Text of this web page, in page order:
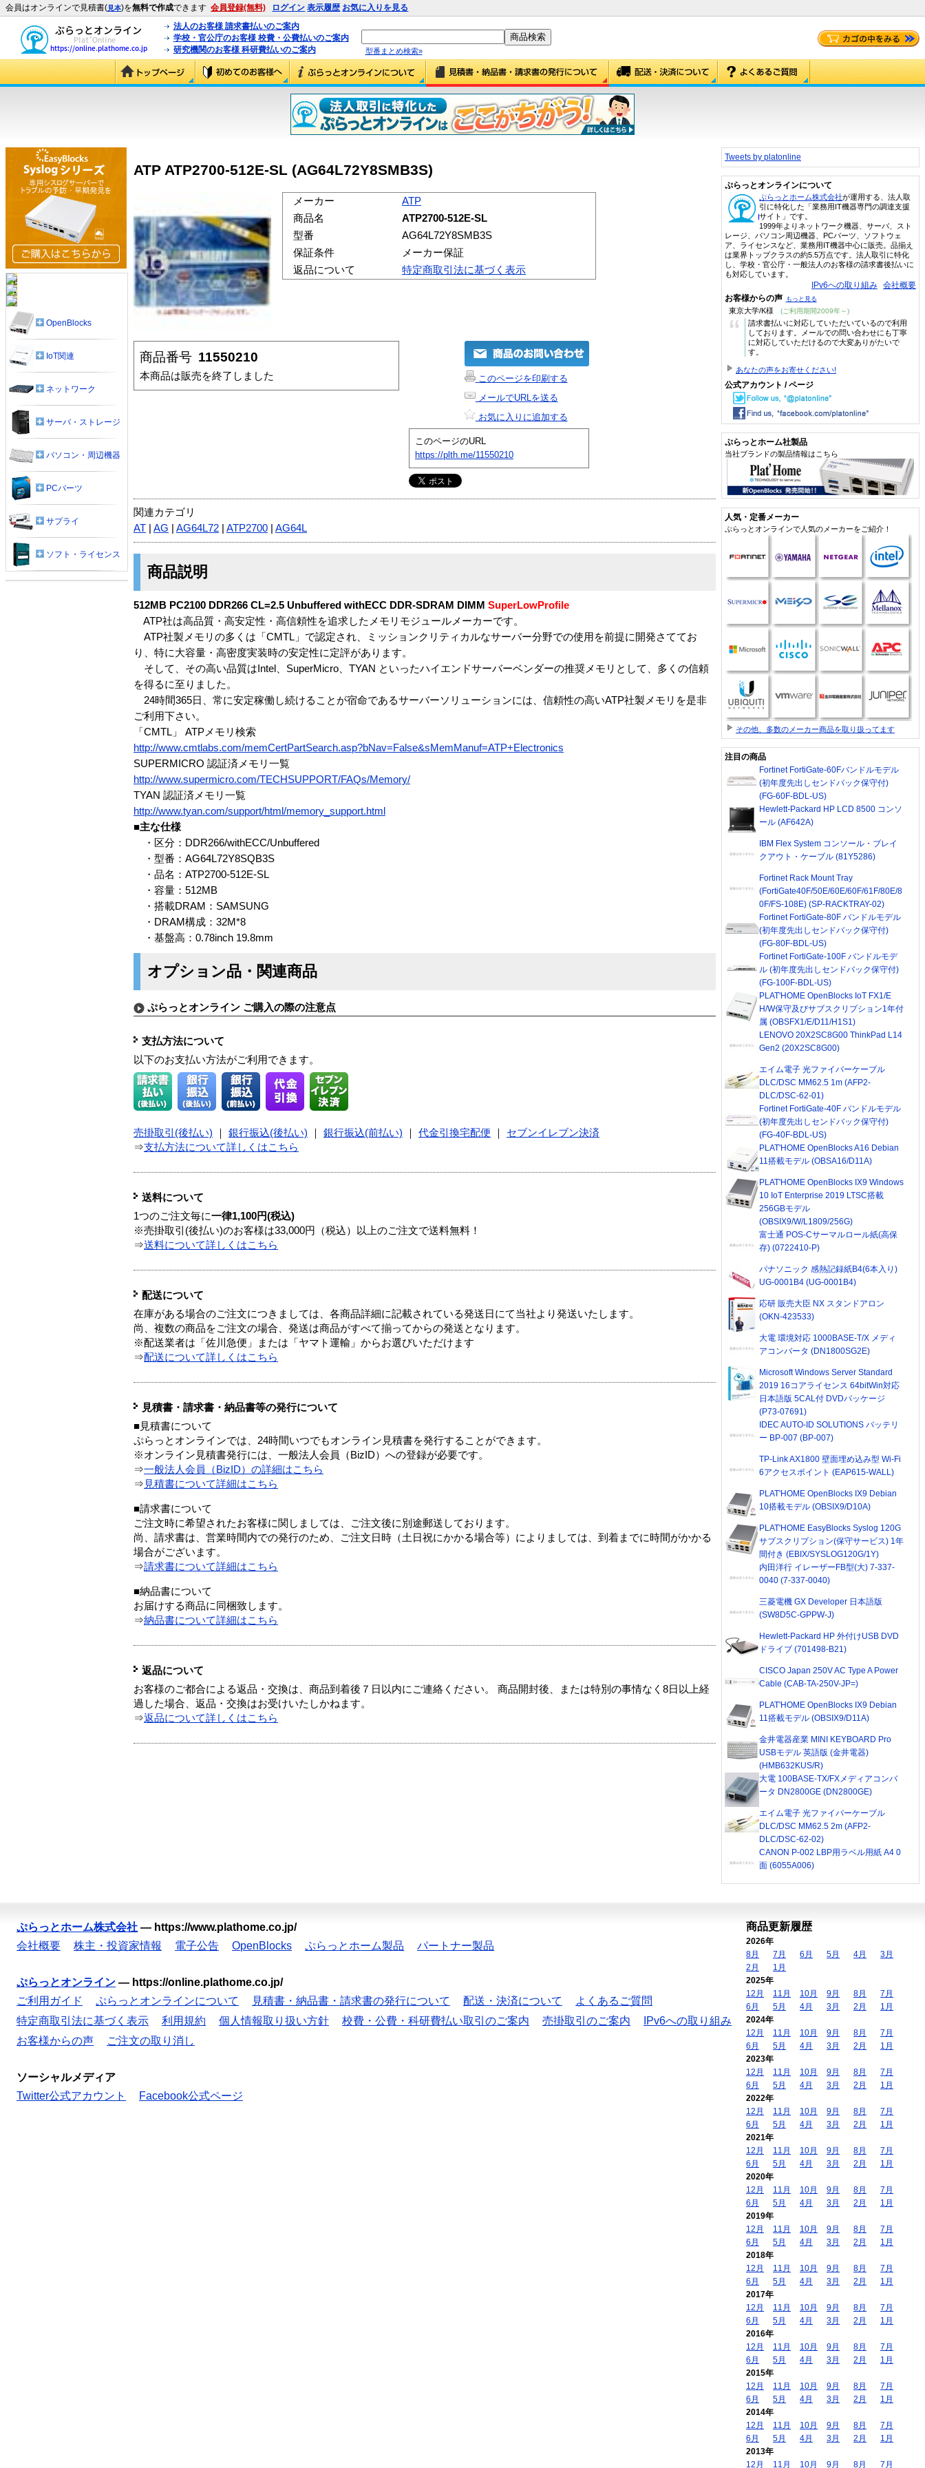
会員はオンラインで見積書(見本)を無料で作成できます 会員登録(無料) ログイン 表示履歴 お気に入りを見る
法人のお客様 請求書払いのご案内
学校・官公庁のお客様 校費・公費払いのご案内
研究機関のお客様 科研費払いのご案内
型番まとめ検索»
ATP ATP2700-512E-SL (AG64L72Y8SMB3S)
メーカー
ATP
商品名
ATP2700-512E-SL
型番
AG64L72Y8SMB3S
保証条件
メーカー保証
返品について
特定商取引法に基づく表示
商品番号 11550210
本商品は販売を終了しました
このページを印刷する
メールでURLを送る
お気に入りに追加する
このページのURL
https://plth.me/11550210
関連カテゴリ
AT
AG AG64L72 ATP2700 AG64L
商品説明
512MB PC2100 DDR266 CL=2.5 Unbuffered withECC DDR-SDRAM DIMM SuperLowProfile
ATP社は高品質・高安定性・高信頼性を追求したメモリモジュールメーカーです。
ATP社製メモリの多くは「CMTL」で認定され、ミッションクリティカルなサーバー分野での使用を前提に開発さててお
り、特に大容量・高密度実装時の安定性に定評があります。
そして、その高い品質はIntel、SuperMicro、TYAN といったハイエンドサーバーベンダーの推奨メモリとして、多くの信頼
を得るに至りました。
24時間365日、常に安定稼働し続けることが宿命であるサーバーソリューションには、信頼性の高いATP社製メモリを是非
ご利用下さい。
「CMTL」 ATPメモリ検索
http://www.cmtlabs.com/memCertPartSearch.asp?bNav=False&sMemManuf=ATP+Electronics
SUPERMICRO 認証済メモリ一覧
http://www.supermicro.com/TECHSUPPORT/FAQs/Memory/
TYAN 認証済メモリ一覧
http://www.tyan.com/support/html/memory_support.html
■主な仕様
・区分：DDR266/withECC/Unbuffered
・型番：AG64L72Y8SQB3S
・品名：ATP2700-512E-SL
・容量：512MB
・搭載DRAM：SAMSUNG
・DRAM構成：32M*8
・基盤高：0.78inch 19.8mm
オプション品・関連商品
ぷらっとオンライン ご購入の際の注意点
支払方法について
以下のお支払い方法がご利用できます。
売掛取引(後払い) 銀行振込(後払い) 銀行振込(前払い) 代金引換宅配便
セブンイレブン決済
⇒支払方法について詳しくはこちら
送料について
1つのご注文毎に一律1,100円(税込)
※売掛取引(後払い)のお客様は33,000円（税込）以上のご注文で送料無料！
⇒送料について詳しくはこちら
配送について
在庫がある場合のご注文につきましては、各商品詳細に記載されている発送日にて当社より発送いたします。
尚、複数の商品をご注文の場合、発送は商品がすべて揃ってからの発送となります。
※配送業者は「佐川急便」または「ヤマト運輸」からお選びいただけます
⇒配送について詳しくはこちら
見積書・請求書・納品書等の発行について
■見積書について
ぷらっとオンラインでは、24時間いつでもオンライン見積書を発行することができます。
※オンライン見積書発行には、一般法人会員（BizID）への登録が必要です。
⇒一般法人会員（BizID）の詳細はこちら
⇒ 見積書について詳細はこちら
■請求書について
ご注文時に希望されたお客様に関しましては、ご注文後に別途郵送しております。
尚、請求書は、営業時間内での発行のため、ご注文日時（土日祝にかかる場合等）によりましては、到着までに時間がかかる
場合がございます。
⇒請求書について詳細はこちら
■納品書について
お届けする商品に同梱致します。
⇒納品書について詳細はこちら
返品について
お客様のご都合による返品・交換は、商品到着後７日以内にご連絡ください。 商品開封後、または特別の事情なく8日以上経
過した場合、返品・交換はお受けいたしかねます。
⇒返品について詳しくはこちら
OpenBlocks
IoT関連
ネットワーク
サーバ・ストレージ
パソコン・周辺機器
PCパーツ
サプライ
ソフト・ライセンス
Tweets by platonline
ぷらっとオンラインについて
ぷらっとホーム株式会社が運用する、法人取
引に特化した「業務用IT機器専門の調達支援
サイト」です。
1999年よりネットワーク機器、サーバ、スト
レージ、パソコン周辺機器、PCパーツ、ソフトウェ
ア、ライセンスなど、業務用IT機器中心に販売。品揃え
は業界トップクラスの約5.5万点です。法人取引に特化
し、学校・官公庁・一般法人のお客様の請求書後払いに
も対応しています。
IPv6への取り組み 会社概要
お客様からの声 もっと見る
東京大学/K様 (ご利用期間2009年～)
“
請求書払いに対応していただいているので利用
しております。メールでの問い合わせにも丁寧
に対応していただけるので大変ありがたいで
す。
あなたの声をお寄せください!
公式アカウント / ページ
ぷらっとホーム社製品
当社ブランドの製品情報はこちら
人気・定番メーカー
ぷらっとオンラインで人気のメーカーをご紹介！
その他、多数のメーカー商品を取り扱ってます
注目の商品
Fortinet FortiGate-60Fバンドルモデル
(初年度先出しセンドバック保守付)
(FG-60F-BDL-US)
Hewlett-Packard HP LCD 8500 コンソ
ール (AF642A)
IBM Flex System コンソール・ブレイ
クアウト・ケーブル (81Y5286)
Fortinet Rack Mount Tray
(FortiGate40F/50E/60E/60F/61F/80E/8
0F/FS-108E) (SP-RACKTRAY-02)
Fortinet FortiGate-80F バンドルモデル
(初年度先出しセンドバック保守付)
(FG-80F-BDL-US)
Fortinet FortiGate-100F バンドルモデ
ル (初年度先出しセンドバック保守付)
(FG-100F-BDL-US)
PLAT'HOME OpenBlocks IoT FX1/E
H/W保守及びサブスクリプション1年付
属 (OBSFX1/E/D11/H1S1)
LENOVO 20X2SC8G00 ThinkPad L14
Gen2 (20X2SC8G00)
エイム電子 光ファイバーケーブル
DLC/DSC MM62.5 1m (AFP2-
DLC/DSC-62-01)
Fortinet FortiGate-40F バンドルモデル
(初年度先出しセンドバック保守付)
(FG-40F-BDL-US)
PLAT'HOME OpenBlocks A16 Debian
11搭載モデル (OBSA16/D11A)
PLAT'HOME OpenBlocks IX9 Windows
10 IoT Enterprise 2019 LTSC搭載
256GBモデル
(OBSIX9/W/L1809/256G)
富士通 POS-Cサーマルロール紙(高保
存) (0722410-P)
パナソニック 感熱記録紙B4(6本入り)
UG-0001B4 (UG-0001B4)
応研 販売大臣 NX スタンドアロン
(OKN-423533)
大電 環境対応 1000BASE-T/X メディ
アコンバータ (DN1800SG2E)
Microsoft Windows Server Standard
2019 16コアライセンス 64bitWin対応
日本語版 5CAL付 DVDパッケージ
(P73-07691)
IDEC AUTO-ID SOLUTIONS バッテリ
ー BP-007 (BP-007)
TP-Link AX1800 壁面埋め込み型 Wi-Fi
6アクセスポイント (EAP615-WALL)
PLAT'HOME OpenBlocks IX9 Debian
10搭載モデル (OBSIX9/D10A)
PLAT'HOME EasyBlocks Syslog 120G
サブスクリプション(保守サービス) 1年
間付き (EBIX/SYSLOG120G/1Y)
内田洋行 イレーザーFB型(大) 7-337-
0040 (7-337-0040)
三菱電機 GX Developer 日本語版
(SW8D5C-GPPW-J)
Hewlett-Packard HP 外付けUSB DVD
ドライブ (701498-B21)
CISCO Japan 250V AC Type A Power
Cable (CAB-TA-250V-JP=)
PLAT'HOME OpenBlocks IX9 Debian
11搭載モデル (OBSIX9/D11A)
金井電器産業 MINI KEYBOARD Pro
USBモデル 英語版 (金井電器)
(HMB632KUS/R)
大電 100BASE-TX/FXメディアコンバ
ータ DN2800GE (DN2800GE)
エイム電子 光ファイバーケーブル
DLC/DSC MM62.5 2m (AFP2-
DLC/DSC-62-02)
CANON P-002 LBP用ラベル用紙 A4 0
面 (6055A006)
ぷらっとホーム株式会社 — https://www.plathome.co.jp/
会社概要
株主・投資家情報 電子公告 OpenBlocks ぷらっとホーム製品 パートナー製品
ぷらっとオンライン — https://online.plathome.co.jp/
ご利用ガイド
ぷらっとオンラインについて 見積書・納品書・請求書の発行について 配送・決済について
よくあるご質問
特定商取引法に基づく表示
利用規約 個人情報取り扱い方針 校費・公費・科研費払い取引のご案内 売掛取引のご案内
IPv6への取り組み
お客様からの声
ご注文の取り消し
ソーシャルメディア
Twitter公式アカウント
Facebook公式ページ
商品更新履歴
2026年
8月
7月 6月 5月 4月
3月
2月
1月
2025年
12月
11月 10月 9月 8月
7月
6月
5月 4月 3月 2月
1月
2024年
12月
11月 10月 9月 8月
7月
6月
5月 4月 3月 2月
1月
2023年
12月
11月 10月 9月 8月
7月
6月
5月 4月 3月 2月
1月
2022年
12月
11月 10月 9月 8月
7月
6月
5月 4月 3月 2月
1月
2021年
12月
11月 10月 9月 8月
7月
6月
5月 4月 3月 2月
1月
2020年
12月
11月 10月 9月 8月
7月
6月
5月 4月 3月 2月
1月
2019年
12月
11月 10月 9月 8月
7月
6月
5月 4月 3月 2月
1月
2018年
12月
11月 10月 9月 8月
7月
6月
5月 4月 3月 2月
1月
2017年
12月
11月 10月 9月 8月
7月
6月
5月 4月 3月 2月
1月
2016年
12月
11月 10月 9月 8月
7月
6月
5月 4月 3月 2月
1月
2015年
12月
11月 10月 9月 8月
7月
6月
5月 4月 3月 2月
1月
2014年
12月
11月 10月 9月 8月
7月
6月
5月 4月 3月 2月
1月
2013年
12月
11月 10月 9月 8月 7月